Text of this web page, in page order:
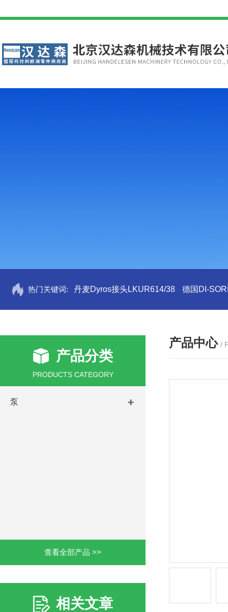
热门关键词: 丹麦Dyros接头LKUR614/38 德国DI-
产品分类
PRODUCTS CATEGORY
泵
查看全部产品 >>
相关文章
产品中心 /